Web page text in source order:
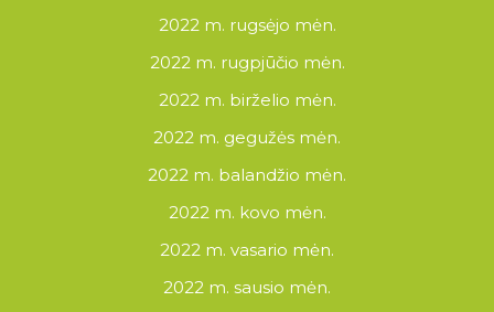
2022 m. rugsėjo mėn.
2022 m. rugpjūčio mėn.
2022 m. birželio mėn.
2022 m. gegužės mėn.
2022 m. balandžio mėn.
2022 m. kovo mėn.
2022 m. vasario mėn.
2022 m. sausio mėn.